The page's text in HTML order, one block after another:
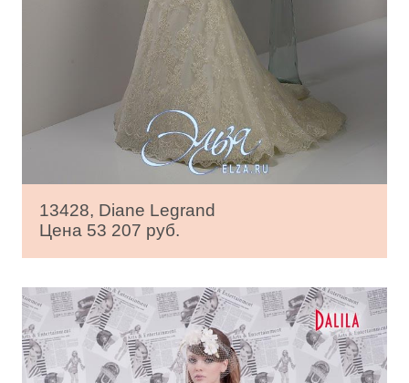
13428, Diane Legrand
Цена 53 207 руб.